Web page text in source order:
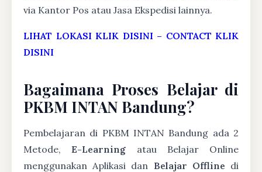
via Kantor Pos atau Jasa Ekspedisi lainnya.
LIHAT LOKASI KLIK DISINI – CONTACT KLIK
DISINI
Bagaimana Proses Belajar di
PKBM INTAN Bandung?
Pembelajaran di PKBM INTAN Bandung ada 2
Metode,E-Learning atau Belajar Online
menggunakan Aplikasi dan Belajar Offline di